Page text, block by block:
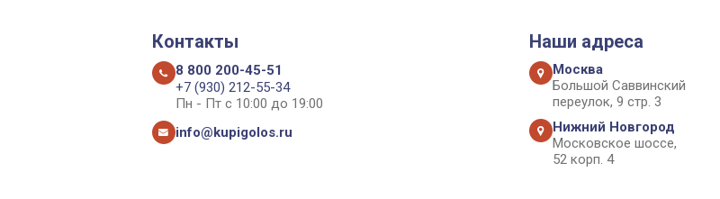
Контакты
8 800 200-45-51
+7 (930) 212-55-34
Пн - Пт с 10:00 до 19:00
info@kupigolos.ru
Наши адреса
Москва
Большой Саввинский
переулок, 9 стр. 3
Нижний Новгород
Московское шоссе,
52 корп. 4